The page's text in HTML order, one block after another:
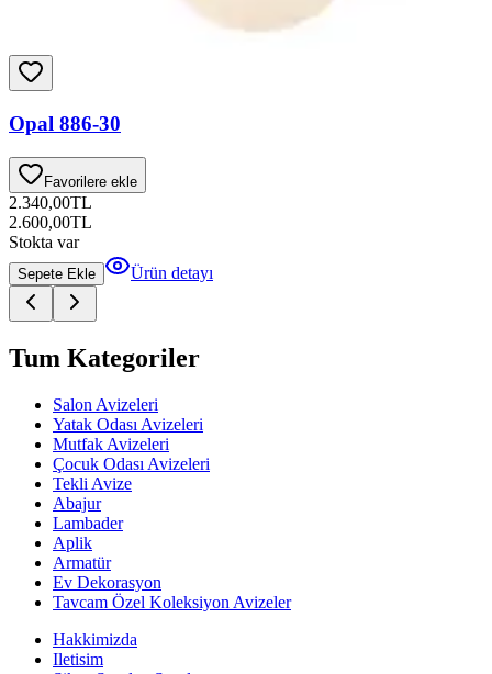
Opal 886-30
Favorilere ekle
2.340,00TL
2.600,00TL
Stokta var
Sepete Ekle Ürün detayı
Tum Kategoriler
Salon Avizeleri
Yatak Odası Avizeleri
Mutfak Avizeleri
Çocuk Odası Avizeleri
Tekli Avize
Abajur
Lambader
Aplik
Armatür
Ev Dekorasyon
Tavcam Özel Koleksiyon Avizeler
Hakkimizda
Iletisim